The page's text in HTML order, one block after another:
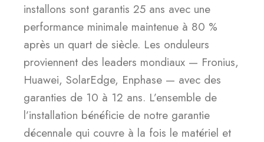
installons sont garantis 25 ans avec une
performance minimale maintenue à 80 %
après un quart de siècle. Les onduleurs
proviennent des leaders mondiaux — Fronius,
Huawei, SolarEdge, Enphase — avec des
garanties de 10 à 12 ans. L’ensemble de
l’installation bénéficie de notre garantie
décennale qui couvre à la fois le matériel et